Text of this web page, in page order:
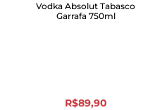
Vodka Absolut Tabasco
Garrafa 750ml
R$89,90